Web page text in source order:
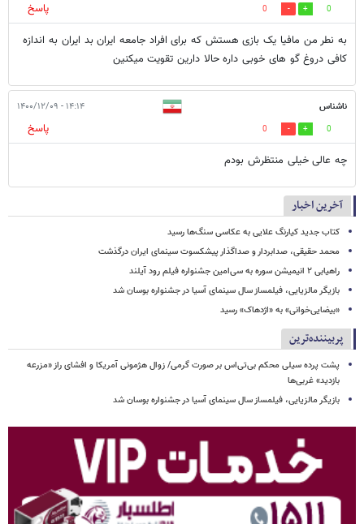
0
0
پاسخ
به نطر من مافیا یک بازی هستش که برای افراد جامعه ایران بد ایران به اندازه
کافی دروغ گو های خوبی داره حالا دارین تقویت میکنین
ناشناس ۱۴:۱۴ - ۱۴۰۰/۱۲/۰۹
0
0
پاسخ
چه عالی خیلی منتظرش بودم
آخرین اخبار
کتاب جدید کیارنگ علایی به عکاسی سنگ‌ها رسید
محمد حقیقی، صدابردار و صداگذار پیشکسوت سینمای ایران درگذشت
راهیابی ۲ انیمیشن سوره به سی‌امین جشنواره فیلم رود آیلند
بازیگر مالزیایی، فیلمساز سال سینمای آسیا در جشنواره بوسان شد
«بیضایی‌خوانی» به «اژدهاک» رسید
پربیننده‌ترین
پشت پرده سیلی محکم بی‌تی‌اس بر صورت گرمی/ زوال هژمونی آمریکا و افشای راز «مزرعه
بازدید» غربی‌ها
بازیگر مالزیایی، فیلمساز سال سینمای آسیا در جشنواره بوسان شد